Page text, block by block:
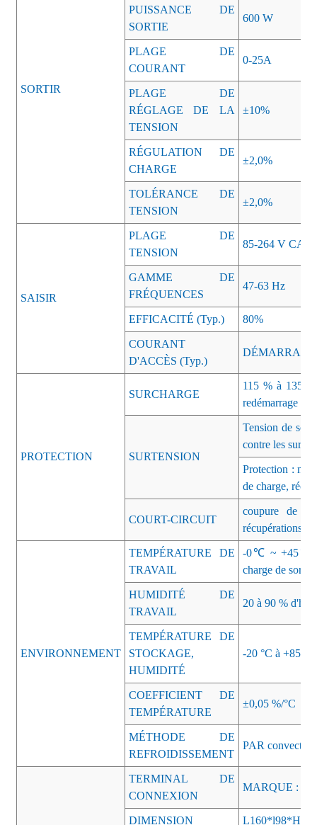
SORTIR
PUISSANCE DE
SORTIE
600 W
PLAGE DE
COURANT
0-25A
PLAGE DE
RÉGLAGE DE LA
TENSION
±10%
RÉGULATION DE
CHARGE
±2,0%
TOLÉRANCE DE
TENSION
±2,0%
SAISIR
PLAGE DE
TENSION
85-264 V CA
GAMME DE
FRÉQUENCES
47-63 Hz
EFFICACITÉ (Typ.) 80%
COURANT
D'ACCÈS (Typ.)
PROTECTION
SURCHARGE
115 % à 135
redémarrage
SURTENSION
Tension de
contre les
Protection :
de charge,
COURT-CIRCUIT
coupure de
récupérations
ENVIRONNEMENT
TEMPÉRATURE DE
TRAVAIL
-0℃ ~ +45℃
charge de sortie)
HUMIDITÉ DE
TRAVAIL
20 à 90 %
TEMPÉRATURE DE
STOCKAGE,
HUMIDITÉ
-20 °C à +85
COEFFICIENT DE
TEMPÉRATURE
±0,05 %/°C
MÉTHODE DE
REFROIDISSEMENT
PAR
TERMINAL DE
CONNEXION
MARQUE :
DIMENSION